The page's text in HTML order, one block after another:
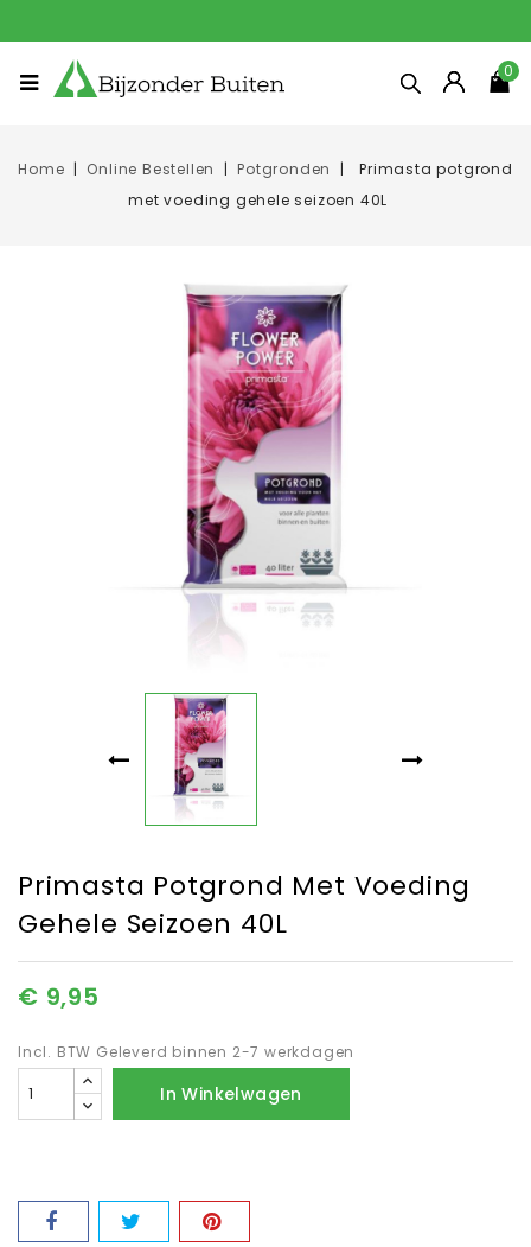
0
Home Online Bestellen Potgronden
Primasta potgrond
met voeding gehele seizoen 40L
Primasta Potgrond Met Voeding
Gehele Seizoen 40L
€ 9,95
Incl. BTW Geleverd binnen 2-7 werkdagen
In Winkelwagen